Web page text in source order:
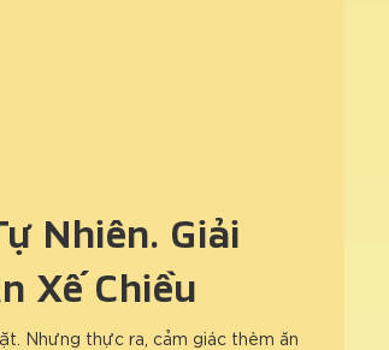
Nhiên: Giải
Xế Chiều
Nhưng thực ra, cảm giác thèm ăn